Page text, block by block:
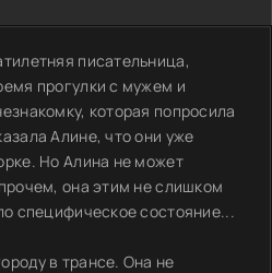
писательница,
прогулки с мужем и
которая попросила
Алине, что они уже
Но Алина не может
она этим не слишком
специфическое состояние...
в трансе. Она не